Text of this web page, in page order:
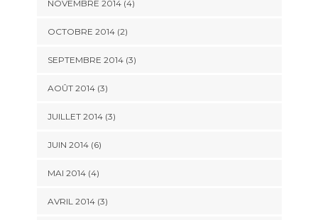
NOVEMBRE 2014(4)
OCTOBRE 2014(2)
SEPTEMBRE 2014(3)
AOÛT 2014(3)
JUILLET 2014(3)
JUIN 2014(6)
MAI 2014(4)
AVRIL 2014(3)